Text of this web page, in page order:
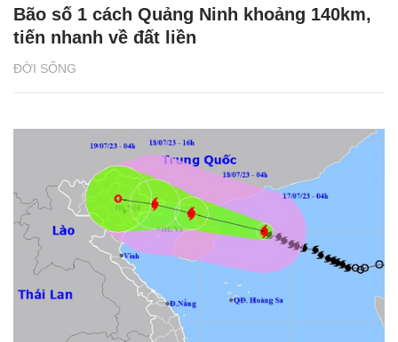
ĐỜI SỐNG
Bão số 1 cách Quảng Ninh khoảng 140km,
tiến nhanh về đất liền